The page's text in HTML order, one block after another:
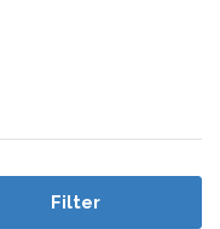
Filter